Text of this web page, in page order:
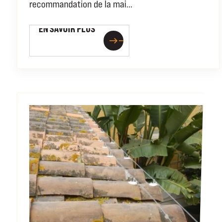
recommandation de la mai...
EN SAVOIR PLUS
easteast